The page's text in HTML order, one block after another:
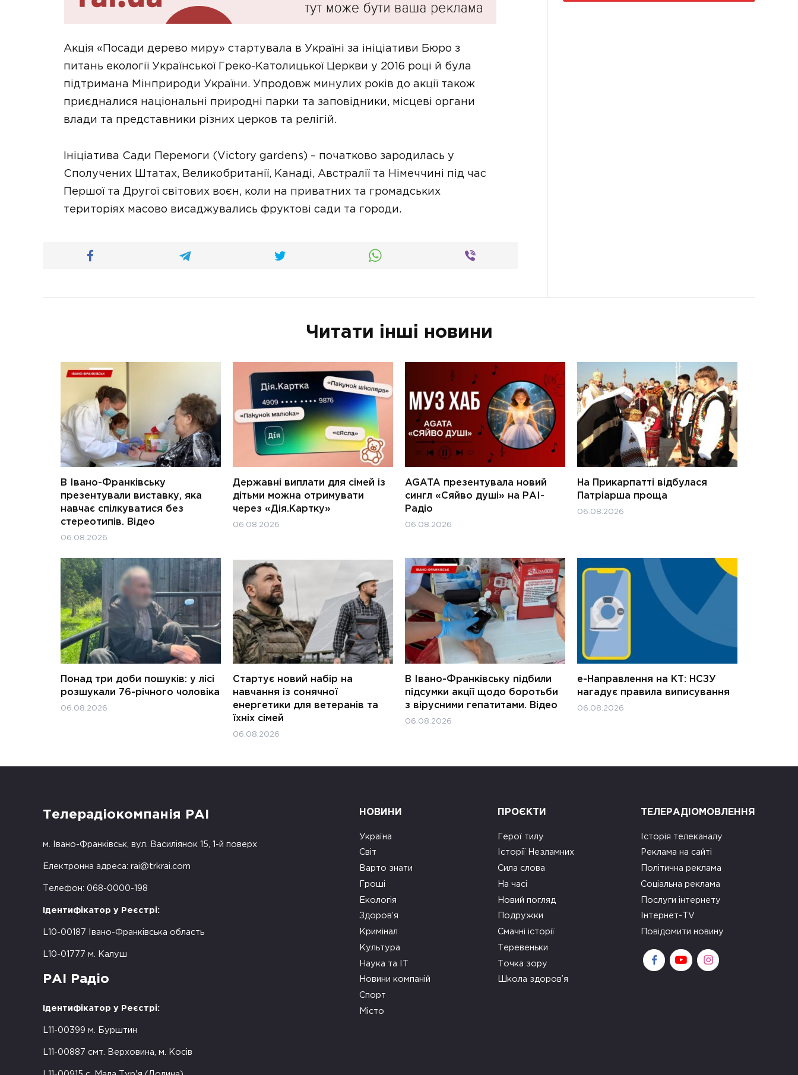
Акція «Посади дерево миру» стартувала в Україні за ініціативи Бюро з
питань екології Української Греко-Католицької Церкви у 2016 році й була
підтримана Мінприроди України. Упродовж минулих років до акції також
приєдналися національні природні парки та заповідники, місцеві органи
влади та представники різних церков та релігій.
Ініціатива Сади Перемоги (Victory gardens) – початково зародилась у
Сполучених Штатах, Великобританії, Канаді, Австралії та Німеччині під час
Першої та Другої світових воєн, коли на приватних та громадських
територіях масово висаджувались фруктові сади та городи.
Читати інші новини
В Івано-Франківську
презентували виставку, яка
навчає спілкуватися без
стереотипів. Відео
06.08.2026
Державні виплати для сімей із
дітьми можна отримувати
через «Дія.Картку»
06.08.2026
AGATA презентувала новий
сингл «Сяйво душі» на РАІ-
Радіо
06.08.2026
На Прикарпатті відбулася
Патріарша проща
06.08.2026
Понад три доби пошуків: у лісі
розшукали 76-річного чоловіка
06.08.2026
Стартує новий набір на
навчання із сонячної
енергетики для ветеранів та
їхніх сімей
06.08.2026
В Івано-Франківську підбили
підсумки акції щодо боротьби
з вірусними гепатитами. Відео
06.08.2026
е-Направлення на КТ: НСЗУ
нагадує правила виписування
06.08.2026
Телерадіокомпанія РАІ
м. Івано-Франківськ, вул. Василіянок 15, 1-й поверх
Електронна адреса: rai@trkrai.com
Телефон: 068-0000-198
Ідентифікатор у Реєстрі:
L10-00187 Івано-Франківська область
L10-01777 м. Калуш
РАІ Радіо
Ідентифікатор у Реєстрі:
L11-00399 м. Бурштин
L11-00887 смт. Верховина, м. Косів
НОВИНИ
Україна
Світ
Варто знати
Гроші
Екологія
Здоров’я
Кримінал
Культура
Наука та ІТ
Новини компаній
Спорт
Місто
ПРОЄКТИ
Герої тилу
Історії Незламних
Сила слова
На часі
Новий погляд
Подружки
Смачні історії
Теревеньки
Точка зору
Школа здоров’я
ТЕЛЕРАДІОМОВЛЕННЯ
Історія телеканалу
Реклама на сайті
Політична реклама
Соціальна реклама
Послуги інтернету
Інтернет-TV
Повідомити новину